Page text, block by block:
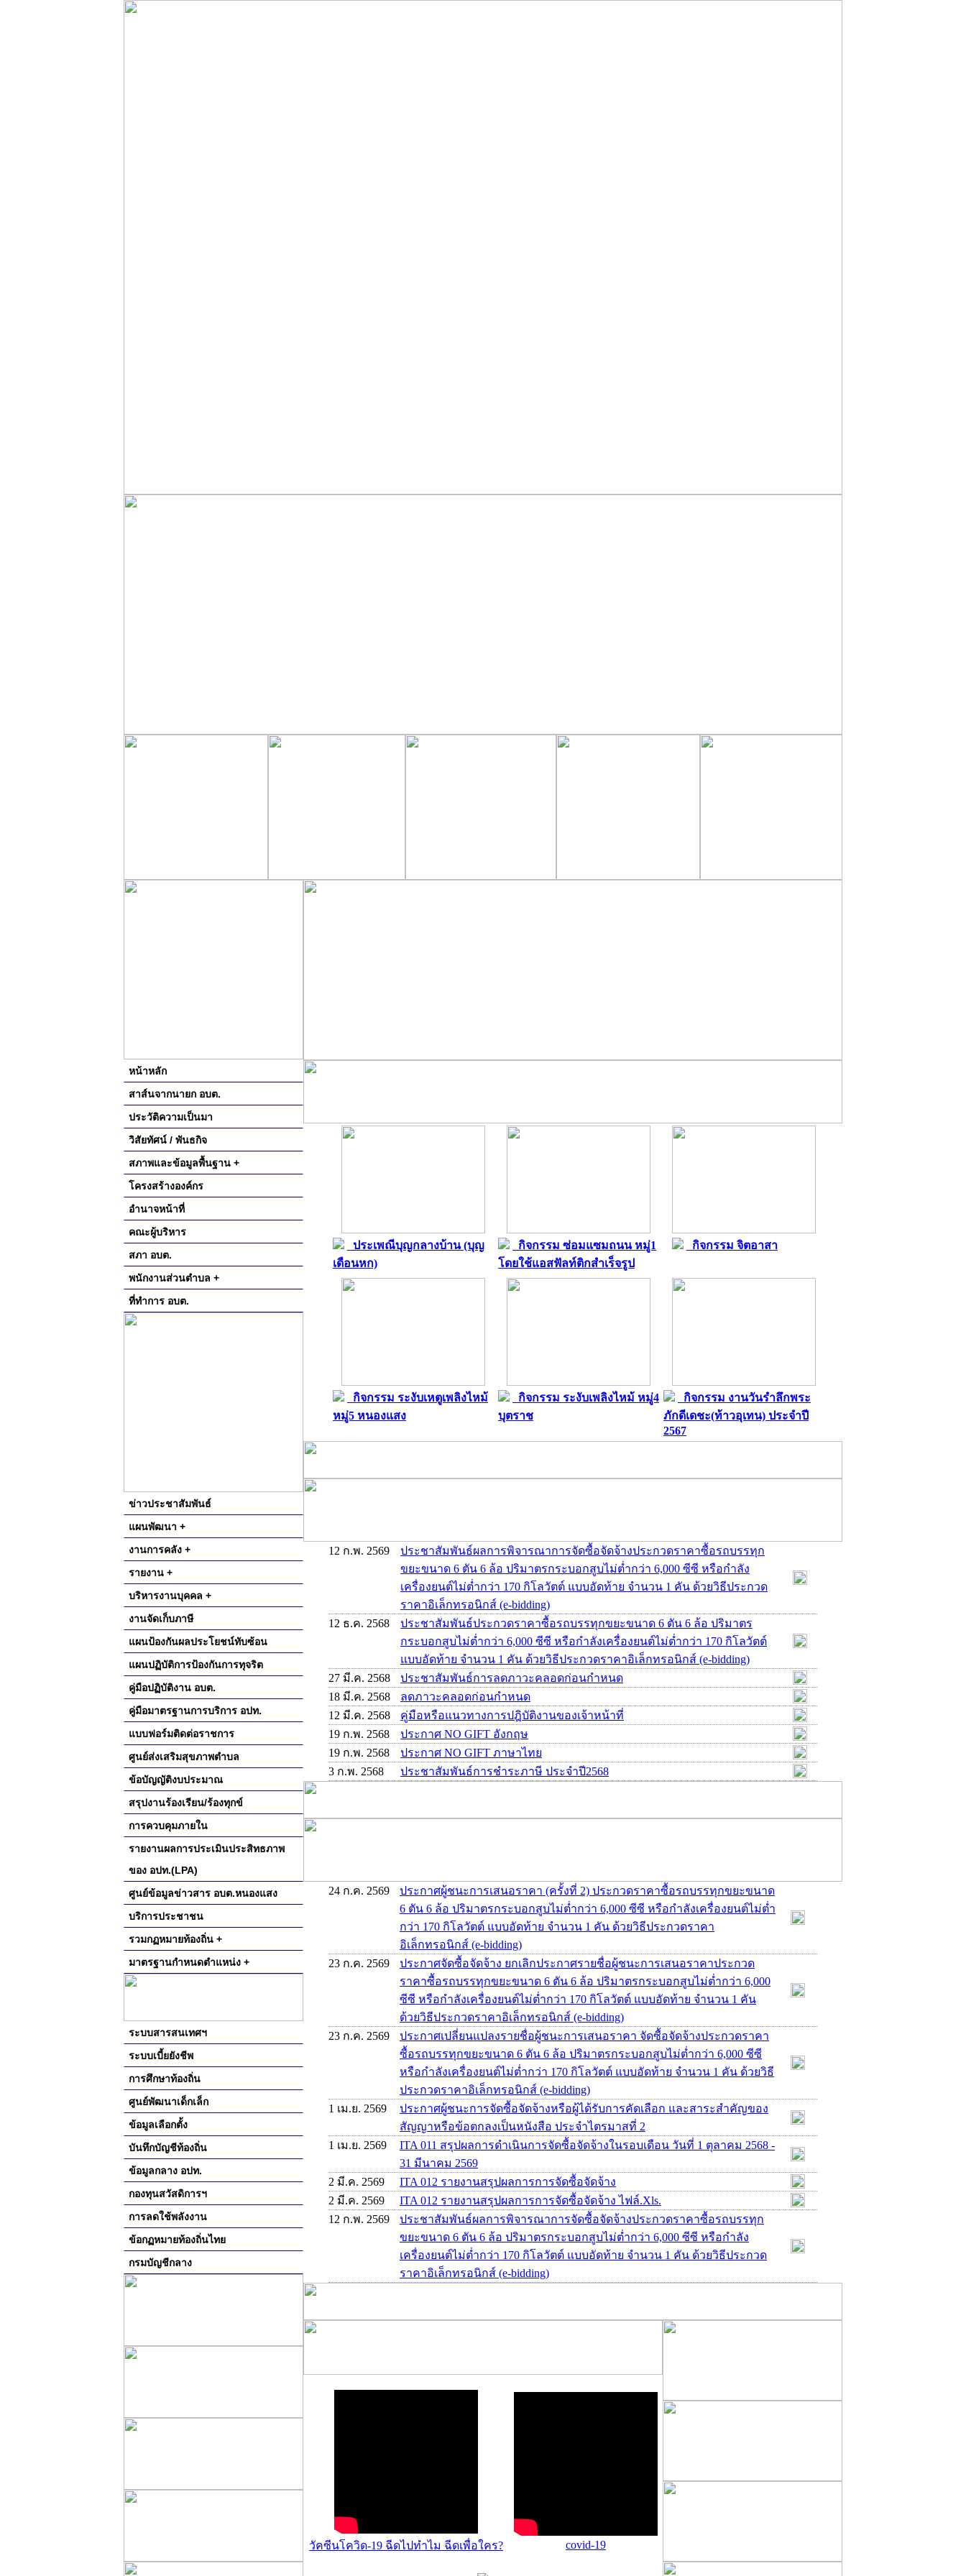
หน้าหลัก
สาส์นจากนายก อบต.
ประวัติความเป็นมา
วิสัยทัศน์ / พันธกิจ
สภาพและข้อมูลพื้นฐาน +
โครงสร้างองค์กร
อำนาจหน้าที่
คณะผู้บริหาร
สภา อบต.
พนักงานส่วนตำบล +
ที่ทำการ อบต.
ข่าวประชาสัมพันธ์
แผนพัฒนา +
งานการคลัง +
รายงาน +
บริหารงานบุคคล +
งานจัดเก็บภาษี
แผนป้องกันผลประโยชน์ทับซ้อน
แผนปฏิบัติการป้องกันการทุจริต
คู่มือปฏิบัติงาน อบต.
คู่มือมาตรฐานการบริการ อปท.
แบบฟอร์มติดต่อราชการ
ศูนย์ส่งเสริมสุขภาพตำบล
ข้อบัญญัติงบประมาณ
สรุปงานร้องเรียน/ร้องทุกข์
การควบคุมภายใน
รายงานผลการประเมินประสิทธภาพ
ของ อปท.(LPA)
ศูนย์ข้อมูลข่าวสาร อบต.หนองแสง
บริการประชาชน
รวมกฏหมายท้องถิ่น +
มาตรฐานกำหนดตำแหน่ง +
ระบบสารสนเทศฯ
ระบบเบี้ยยังชีพ
การศึกษาท้องถิ่น
ศูนย์พัฒนาเด็กเล็ก
ข้อมูลเลือกตั้ง
บันทึกบัญชีท้องถิ่น
ข้อมูลกลาง อปท.
กองทุนสวัสดิการฯ
การลดใช้พลังงาน
ข้อกฏหมายท้องถิ่นไทย
กรมบัญชีกลาง
ประเพณีบุญกลางบ้าน (บุญ
เดือนหก)
กิจกรรม ซ่อมแซมถนน หมู่1
โดยใช้แอสฟัลท์ติกสำเร็จรูป
กิจกรรม จิตอาสา
กิจกรรม ระงับเหตูเพลิงไหม้
หมู่5 หนองแสง
กิจกรรม ระงับเพลิงไหม้ หมู่4
บุตราช
กิจกรรม งานวันรำลึกพระ
ภักดีเดชะ(ท้าวอุเทน) ประจำปี
2567
12 ก.พ. 2569
ประชาสัมพันธ์ผลการพิจารณาการจัดซื้อจัดจ้างประกวดราคาซื้อรถบรรทุก
ขยะขนาด 6 ตัน 6 ล้อ ปริมาตรกระบอกสูบไม่ต่ำกว่า 6,000 ซีซี หรือกำลัง
เครื่องยนต์ไม่ต่ำกว่า 170 กิโลวัตต์ แบบอัดท้าย จำนวน 1 คัน ด้วยวิธีประกวด
ราคาอิเล็กทรอนิกส์ (e-bidding)
12 ธ.ค. 2568
ประชาสัมพันธ์ประกวดราคาซื้อรถบรรทุกขยะขนาด 6 ตัน 6 ล้อ ปริมาตร
กระบอกสูบไม่ต่ำกว่า 6,000 ซีซี หรือกำลังเครื่องยนต์ไม่ต่ำกว่า 170 กิโลวัตต์
แบบอัดท้าย จำนวน 1 คัน ด้วยวิธีประกวดราคาอิเล็กทรอนิกส์ (e-bidding)
27 มี.ค. 2568
ประชาสัมพันธ์การลดภาวะคลอดก่อนกำหนด
18 มี.ค. 2568
ลดภาวะคลอดก่อนกำหนด
12 มี.ค. 2568
คู่มือหรือแนวทางการปฎิบัติงานของเจ้าหน้าที่
19 ก.พ. 2568
ประกาศ NO GIFT อังกฤษ
19 ก.พ. 2568
ประกาศ NO GIFT ภาษาไทย
3 ก.พ. 2568
ประชาสัมพันธ์การชำระภาษี ประจำปี2568
24 ก.ค. 2569
ประกาศผู้ชนะการเสนอราคา (ครั้งที่ 2) ประกวดราคาซื้อรถบรรทุกขยะขนาด
6 ตัน 6 ล้อ ปริมาตรกระบอกสูบไม่ต่ำกว่า 6,000 ซีซี หรือกำลังเครื่องยนต์ไม่ต่ำ
กว่า 170 กิโลวัตต์ แบบอัดท้าย จำนวน 1 คัน ด้วยวิธีประกวดราคา
อิเล็กทรอนิกส์ (e-bidding)
23 ก.ค. 2569
ประกาศจัดซื้อจัดจ้าง ยกเลิกประกาศรายชื่อผู้ชนะการเสนอราคาประกวด
ราคาซื้อรถบรรทุกขยะขนาด 6 ตัน 6 ล้อ ปริมาตรกระบอกสูบไม่ต่ำกว่า 6,000
ซีซี หรือกำลังเครื่องยนต์ไม่ต่ำกว่า 170 กิโลวัตต์ แบบอัดท้าย จำนวน 1 คัน
ด้วยวิธีประกวดราคาอิเล็กทรอนิกส์ (e-bidding)
23 ก.ค. 2569
ประกาศเปลี่ยนแปลงรายชื่อผู้ชนะการเสนอราคา จัดซื้อจัดจ้างประกวดราคา
ซื้อรถบรรทุกขยะขนาด 6 ตัน 6 ล้อ ปริมาตรกระบอกสูบไม่ต่ำกว่า 6,000 ซีซี
หรือกำลังเครื่องยนต์ไม่ต่ำกว่า 170 กิโลวัตต์ แบบอัดท้าย จำนวน 1 คัน ด้วยวิธี
ประกวดราคาอิเล็กทรอนิกส์ (e-bidding)
1 เม.ย. 2569
ประกาศผู้ชนะการจัดซื้อจัดจ้างหรือผู้ได้รับการคัดเลือก และสาระสำคัญของ
สัญญาหรือข้อตกลงเป็นหนังสือ ประจำไตรมาสที่ 2
1 เม.ย. 2569
ITA 011 สรุปผลการดำเนินการจัดซื้อจัดจ้างในรอบเดือน วันที่ 1 ตุลาคม 2568 -
31 มีนาคม 2569
2 มี.ค. 2569
ITA 012 รายงานสรุปผลการการจัดซื้อจัดจ้าง
2 มี.ค. 2569
ITA 012 รายงานสรุปผลการการจัดซื้อจัดจ้าง ไฟล์.Xls.
12 ก.พ. 2569
ประชาสัมพันธ์ผลการพิจารณาการจัดซื้อจัดจ้างประกวดราคาซื้อรถบรรทุก
ขยะขนาด 6 ตัน 6 ล้อ ปริมาตรกระบอกสูบไม่ต่ำกว่า 6,000 ซีซี หรือกำลัง
เครื่องยนต์ไม่ต่ำกว่า 170 กิโลวัตต์ แบบอัดท้าย จำนวน 1 คัน ด้วยวิธีประกวด
ราคาอิเล็กทรอนิกส์ (e-bidding)
วัคซีนโควิด-19 ฉีดไปทำไม ฉีดเพื่อใคร? covid-19